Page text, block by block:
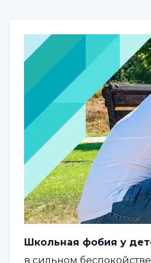
Школьная фобия у
в сильном